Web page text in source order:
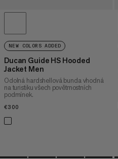
NEW COLORS ADDED
Ducan Guide HS Hooded
Jacket Men
Odolná hardshellová bunda vhodná
na turistiku všech povětrnostních
podmínek.
€300